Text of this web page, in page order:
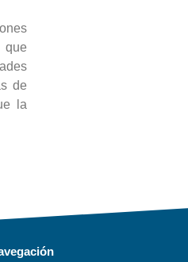
que
de
la